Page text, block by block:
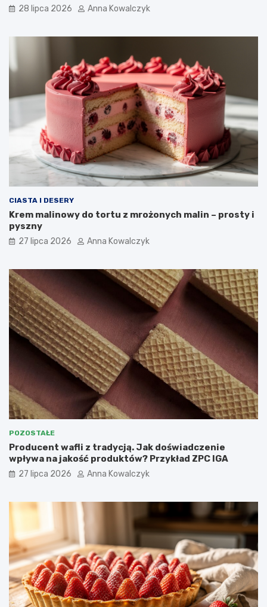
28 lipca 2026 Anna Kowalczyk
CIASTA I DESERY
Krem malinowy do tortu z mrożonych malin – prosty i
pyszny
27 lipca 2026 Anna Kowalczyk
POZOSTAŁE
Producent wafli z tradycją. Jak doświadczenie
wpływa na jakość produktów? Przykład ZPC IGA
27 lipca 2026 Anna Kowalczyk